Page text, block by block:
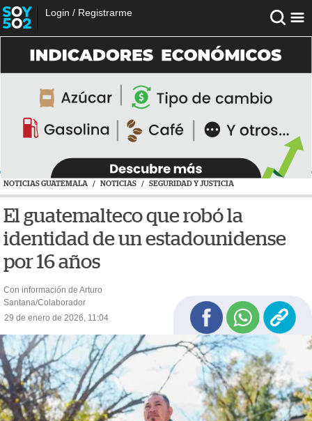
Login / Registrarme
NOTICIAS GUATEMALA / NOTICIAS / SEGURIDAD Y JUSTICIA
El guatemalteco que robó la
identidad de un estadounidense
por 16 años
Con información de Arturo
Santana/Colaborador
29 de enero de 2026, 11:04